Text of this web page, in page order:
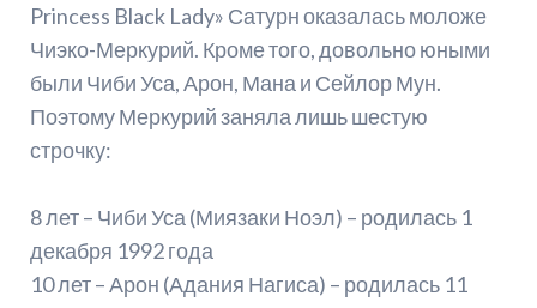
Princess Black Lady» Сатурн оказалась моложе
Чиэко-Меркурий. Кроме того, довольно юными
были Чиби Уса, Арон, Мана и Сейлор Мун.
Поэтому Меркурий заняла лишь шестую
строчку:
8 лет – Чиби Уса (Миязаки Ноэл) – родилась 1
декабря 1992 года
10 лет – Арон (Адания Нагиса) – родилась 11